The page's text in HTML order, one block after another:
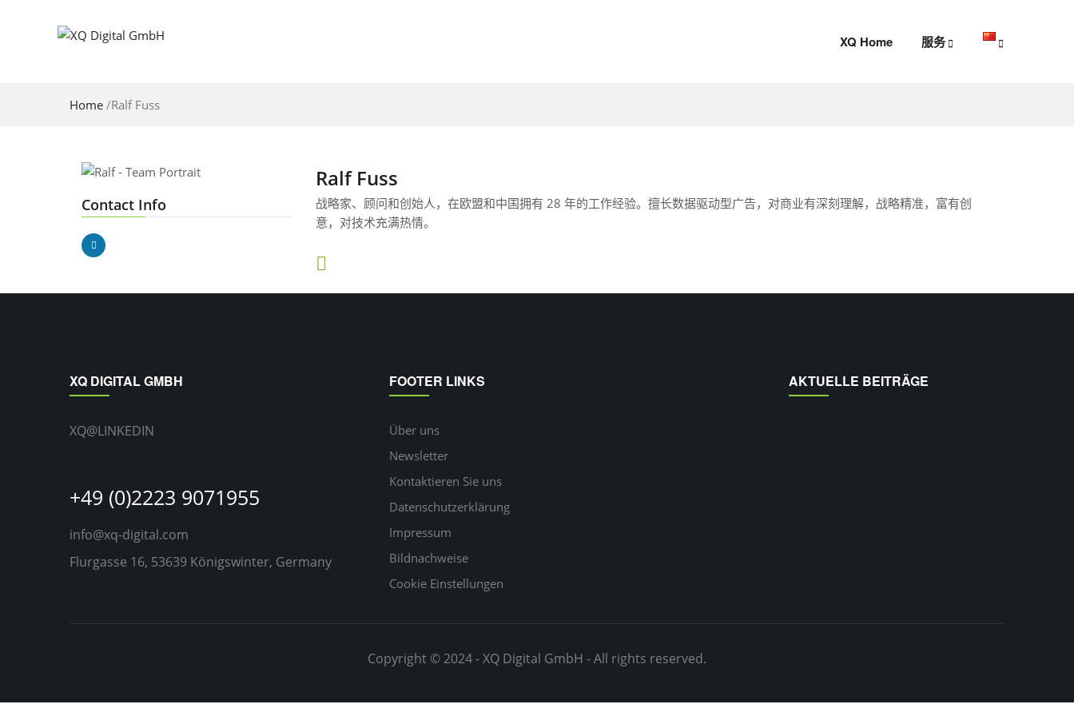
XQ Home 服务
Home /Ralf Fuss
Contact Info
Ralf Fuss
战略家、顾问和创始人，在欧盟和中国拥有 28 年的工作经验。擅长数据驱动型广告，对商业有深刻理解，战略精准，富有创
意，对技术充满热情。
XQ DIGITAL GMBH
XQ@LINKEDIN
+49 (0)2223 9071955
info@xq-digital.com
Flurgasse 16, 53639 Königswinter, Germany
FOOTER LINKS
Über uns
Newsletter
Kontaktieren Sie uns
Datenschutzerklärung
Impressum
Bildnachweise
Cookie Einstellungen
AKTUELLE BEITRÄGE
Copyright © 2024 - XQ Digital GmbH - All rights reserved.